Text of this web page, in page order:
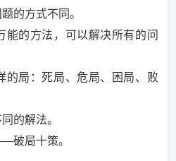
的方式不同。
能的方法，可以解决所有的问
的局：死局、危局、困局、败
的解法。
破局十策。